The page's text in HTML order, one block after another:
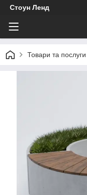
Стоун Ленд
Товари та послуги